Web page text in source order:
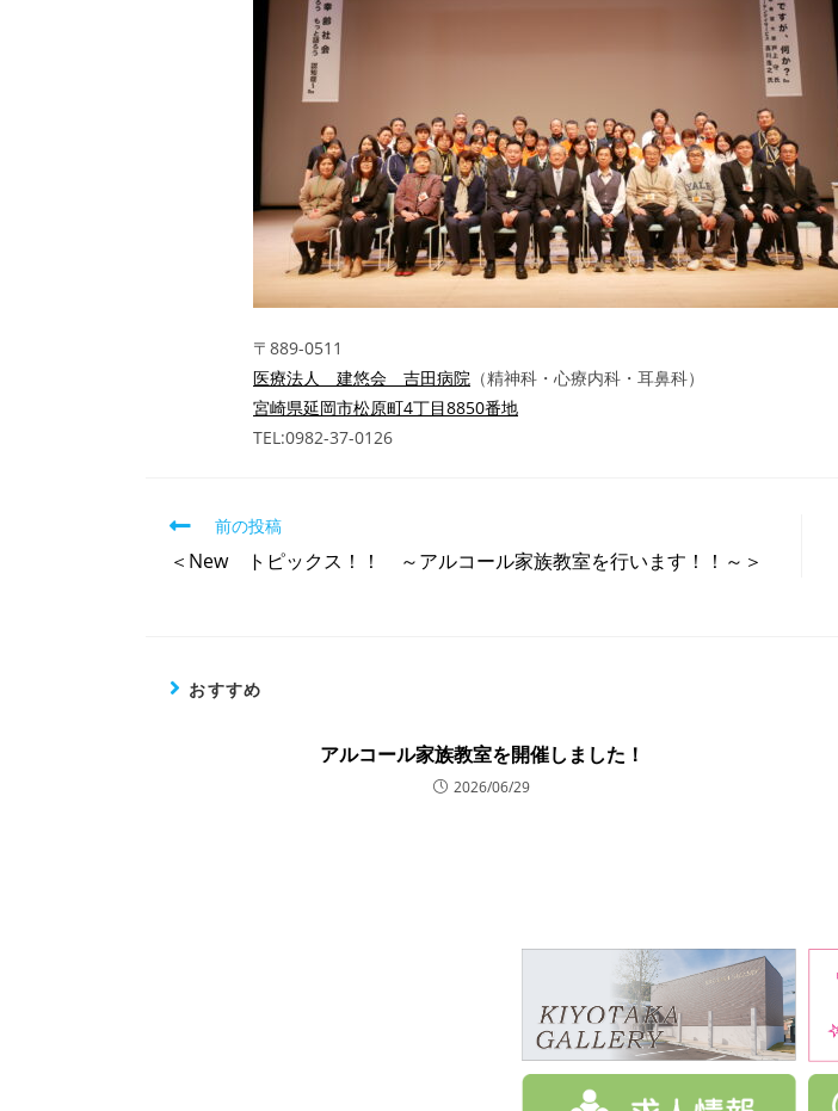
〒889-0511
医療法人 建悠会 吉田病院 （精神科・心療内科・耳鼻科）
宮崎県延岡市松原町4丁目8850番地
TEL:0982-37-0126
前の投稿
＜New トピックス！！ ～アルコール家族教室を行います！！～＞
おすすめ
アルコール家族教室を開催しました！
2026/06/29